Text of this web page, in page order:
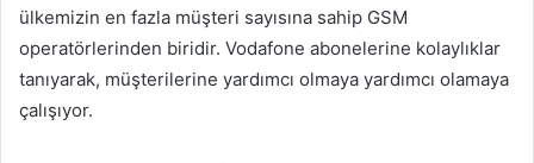
ülkemizin en fazla müşteri sayısına sahip GSM
operatörlerinden biridir. Vodafone abonelerine kolaylıklar
tanıyarak, müşterilerine yardımcı olmaya yardımcı olamaya
çalışıyor.